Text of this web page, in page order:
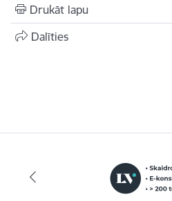
Drukāt lapu
Dalīties